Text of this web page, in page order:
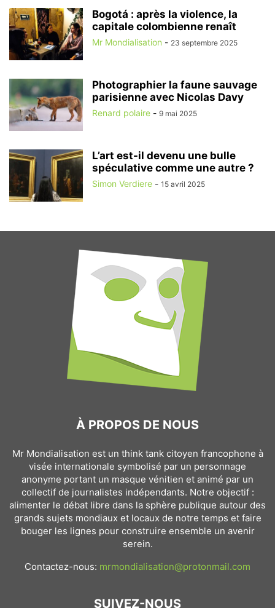
Bogotá : après la violence, la
capitale colombienne renaît
Mr Mondialisation - 23 septembre 2025
Photographier la faune sauvage
parisienne avec Nicolas Davy
Renard polaire - 9 mai 2025
L’art est-il devenu une bulle
spéculative comme une autre ?
Simon Verdiere - 15 avril 2025
À PROPOS DE NOUS
Mr Mondialisation est un think tank citoyen francophone à
visée internationale symbolisé par un personnage
anonyme portant un masque vénitien et animé par un
collectif de journalistes indépendants. Notre objectif :
alimenter le débat libre dans la sphère publique autour des
grands sujets mondiaux et locaux de notre temps et faire
bouger les lignes pour construire ensemble un avenir
serein.
Contactez-nous: mrmondialisation@protonmail.com
SUIVEZ-NOUS